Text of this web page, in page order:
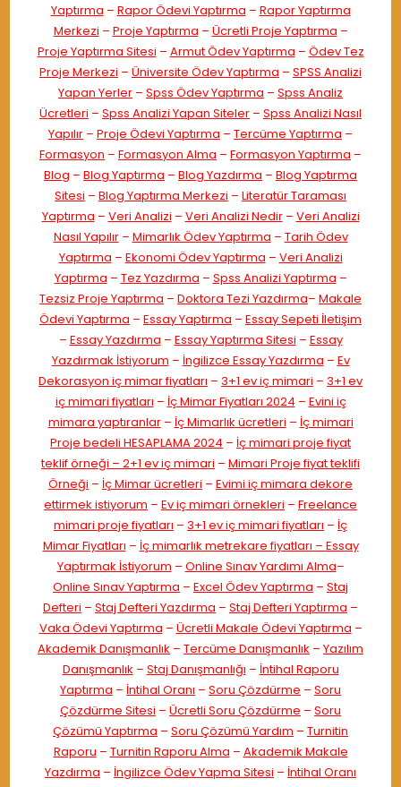
Yaptırma – Rapor Ödevi Yaptırma – Rapor Yaptırma
Merkezi – Proje Yaptırma – Ücretli Proje Yaptırma –
Proje Yaptırma Sitesi – Armut Ödev Yaptırma – Ödev Tez
Proje Merkezi – Üniversite Ödev Yaptırma – SPSS Analizi
Yapan Yerler – Spss Ödev Yaptırma – Spss Analiz
Ücretleri – Spss Analizi Yapan Siteler – Spss Analizi Nasıl
Yapılır – Proje Ödevi Yaptırma – Tercüme Yaptırma –
Formasyon – Formasyon Alma – Formasyon Yaptırma –
Blog – Blog Yaptırma – Blog Yazdırma – Blog Yaptırma
Sitesi – Blog Yaptırma Merkezi – Literatür Taraması
Yaptırma – Veri Analizi – Veri Analizi Nedir– Veri Analizi
Nasıl Yapılır– Mimarlık Ödev Yaptırma – Tarih Ödev
Yaptırma – Ekonomi Ödev Yaptırma – Veri Analizi
Yaptırma – Tez Yazdırma – Spss Analizi Yaptırma –
Tezsiz Proje Yaptırma – Doktora Tezi Yazdırma– Makale
Ödevi Yaptırma – Essay Yaptırma – Essay Sepeti İletişim
– Essay Yazdırma – Essay Yaptırma Sitesi – Essay
Yazdırmak İstiyorum – İngilizce Essay Yazdırma – Ev
Dekorasyon iç mimar fiyatları – 3+1 ev iç mimari – 3+1 ev
iç mimari fiyatları – İç Mimar Fiyatları 2024 – Evini iç
mimara yaptıranlar– İç Mimarlık ücretleri – İç mimari
Proje bedeli HESAPLAMA 2024 – İç mimari proje fiyat
teklif örneği – 2+1 ev iç mimari – Mimari Proje fiyat teklifi
Örneği – İç Mimar ücretleri – Evimi iç mimara dekore
ettirmek istiyorum – Ev iç mimari örnekleri – Freelance
mimari proje fiyatları – 3+1 ev iç mimari fiyatları – İç
Mimar Fiyatları – İç mimarlık metrekare fiyatları – Essay
Yaptırmak İstiyorum – Online Sınav Yardımı Alma–
Online Sınav Yaptırma – Excel Ödev Yaptırma – Staj
Defteri – Staj Defteri Yazdırma – Staj Defteri Yaptırma –
Vaka Ödevi Yaptırma – Ücretli Makale Ödevi Yaptırma –
Akademik Danışmanlık – Tercüme Danışmanlık – Yazılım
Danışmanlık – Staj Danışmanlığı – İntihal Raporu
Yaptırma – İntihal Oranı – Soru Çözdürme – Soru
Çözdürme Sitesi – Ücretli Soru Çözdürme – Soru
Çözümü Yaptırma – Soru Çözümü Yardım – Turnitin
Raporu – Turnitin Raporu Alma – Akademik Makale
Yazdırma – İngilizce Ödev Yapma Sitesi – İntihal Oranı